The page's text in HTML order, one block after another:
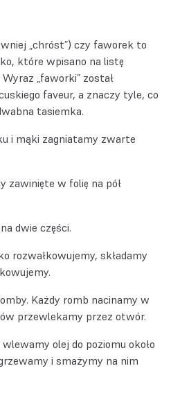
„chróst”) czy faworek to
które wpisano na listę
„faworki” został
faveur, a znaczy tyle, co
tasiemka.
i mąki zagniatamy zwarte
zawinięte w folię na pół
dwie części.
rozwałkowujemy, składamy
Każdy romb nacinamy w
przewlekamy przez otwór.
olej do poziomu około
i smażymy na nim